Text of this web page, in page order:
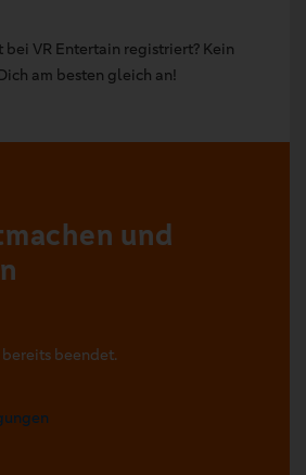
bei VR Entertain registriert? Kein
am besten gleich an!
und
beendet.